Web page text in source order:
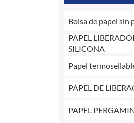
Bolsa de papel sin
PAPEL
SILICONA
Papel
PAPEL DE
PAPEL